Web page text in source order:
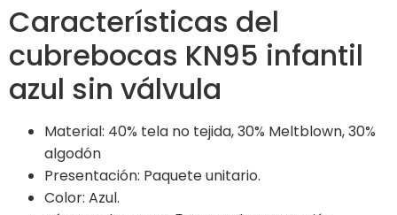
Características del
cubrebocas KN95 infantil
azul sin válvula
Material: 40% tela no tejida, 30% Meltblown, 30%
algodón
Presentación: Paquete unitario.
Color: Azul.